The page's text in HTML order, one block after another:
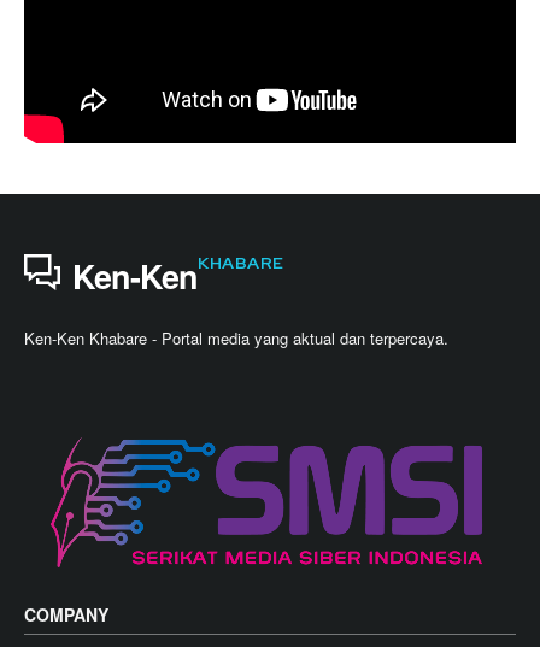
Ken-KenKHABARE
Ken-Ken Khabare - Portal media yang aktual dan terpercaya.
COMPANY